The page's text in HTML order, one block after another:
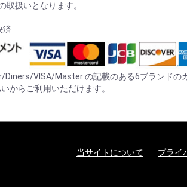
取扱いとなります。
済
Diners/VISA/Master の記載のある6ブランドの
からご利用いただけます。
当サイトについて プライ